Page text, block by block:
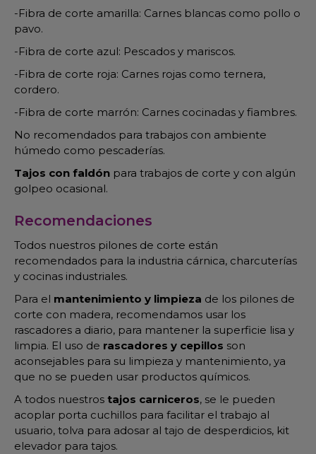
-Fibra de corte amarilla: Carnes blancas como pollo o
pavo.
-Fibra de corte azul: Pescados y mariscos.
-Fibra de corte roja: Carnes rojas como ternera,
cordero.
-Fibra de corte marrón: Carnes cocinadas y fiambres.
No recomendados para trabajos con ambiente
húmedo como pescaderías.
Tajos con faldón para trabajos de corte y con algún
golpeo ocasional.
Recomendaciones
Todos nuestros pilones de corte están
recomendados para la industria cárnica, charcuterías
y cocinas industriales.
Para el mantenimiento y limpieza de los pilones de
corte con madera, recomendamos usar los
rascadores a diario, para mantener la superficie lisa y
limpia. El uso de rascadores y cepillos son
aconsejables para su limpieza y mantenimiento, ya
que no se pueden usar productos químicos.
A todos nuestros tajos carniceros, se le pueden
acoplar porta cuchillos para facilitar el trabajo al
usuario, tolva para adosar al tajo de desperdicios, kit
elevador para tajos.